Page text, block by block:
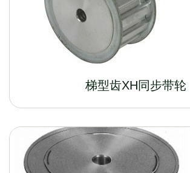
梯型齿XH同步带轮